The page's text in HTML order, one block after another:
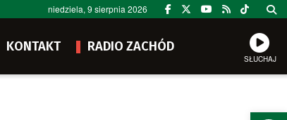
niedziela, 9 sierpnia 2026
KONTAKT RADIO ZACHÓD
SŁUCHAJ